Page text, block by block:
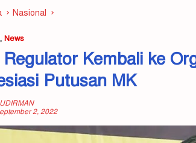
Nasional
, News
Regulator Kembali ke
Putusan MK
2, 2022